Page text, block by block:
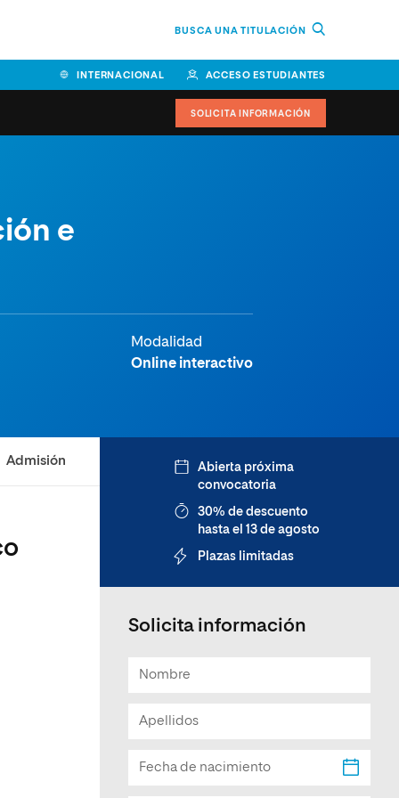
BUSCA UNA TITULACIÓN
INTERNACIONAL ACCESO ESTUDIANTES
Educación y Humanidades
Empresa
Escuela Superior de Ingeniería
Sociales
SOLICITA INFORMACIÓN
e
Modalidad
Online interactivo
Admisión
Abierta próxima
convocatoria
30% de descuento
hasta el 13 de agosto
Plazas limitadas
Solicita información